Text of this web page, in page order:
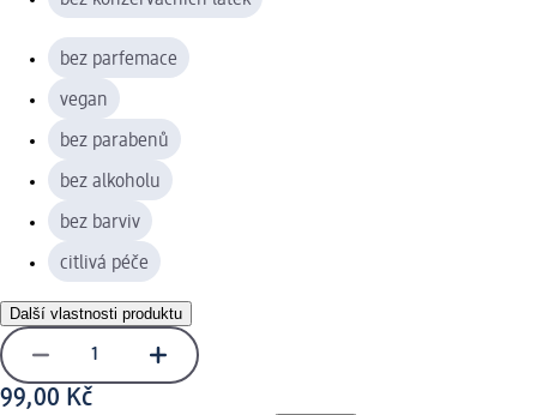
bez parfemace
vegan
bez parabenů
bez alkoholu
bez barviv
citlivá péče
Další vlastnosti produktu
99,00 Kč